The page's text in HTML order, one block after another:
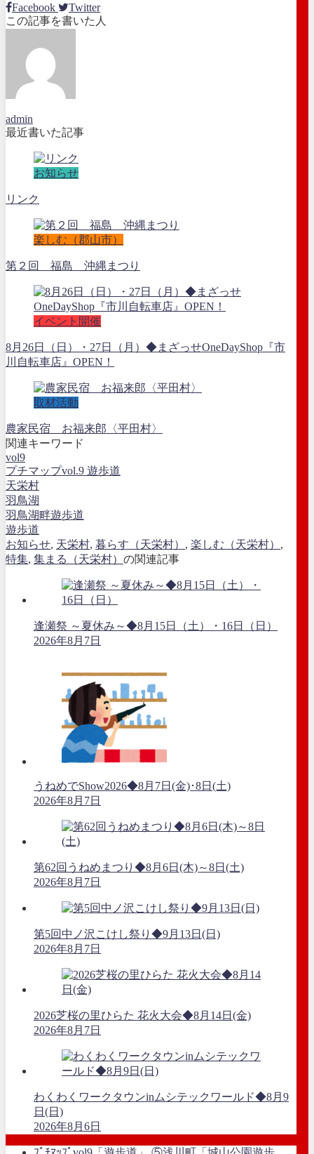
Facebook
Twitter
この記事を書いた人
admin
最近書いた記事
お知らせ
リンク
楽しむ（郡山市）
第２回 福島 沖縄まつり
イベント開催
8月26日（日）・27日（月）◆まざっせOneDayShop『市
川自転車店』OPEN！
取材活動
農家民宿 お福来郎〈平田村〉
関連キーワード
vol9
プチマップvol.9 遊歩道
天栄村
羽鳥湖
羽鳥湖畔遊歩道
遊歩道
お知らせ, 天栄村, 暮らす（天栄村） , 楽しむ（天栄村） ,
特集, 集まる（天栄村） の関連記事
逢瀬祭 ～夏休み～◆8月15日（土）・16日（日）
2026年8月7日
うねめでShow2026◆8月7日(金)･8日(土)
2026年8月7日
第62回うねめまつり◆8月6日(木)～8日(土)
2026年8月7日
第5回中ノ沢こけし祭り◆9月13日(日)
2026年8月7日
2026芝桜の里ひらた 花火大会◆8月14日(金)
2026年8月7日
わくわくワークタウンinムシテックワールド◆8月9
日(日)
2026年8月6日